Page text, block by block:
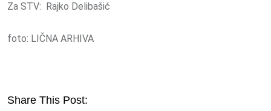
Za STV: Rajko Delibašić
foto: LIČNA ARHIVA
Share This Post: